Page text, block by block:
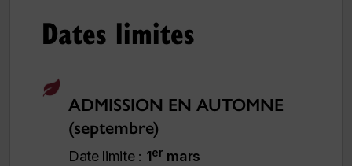
Dates limites
ADMISSION EN AUTOMNE
(septembre)
Date limite : 1er mars